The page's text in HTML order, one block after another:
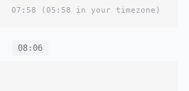
07:58 (05:58 in your timezone)
08:06